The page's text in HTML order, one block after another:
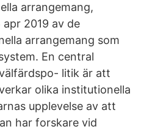
arrangemang,
2019 av de
arrangemang som
En central
litik är att
olika institutionella
upplevelse av att
har forskare vid